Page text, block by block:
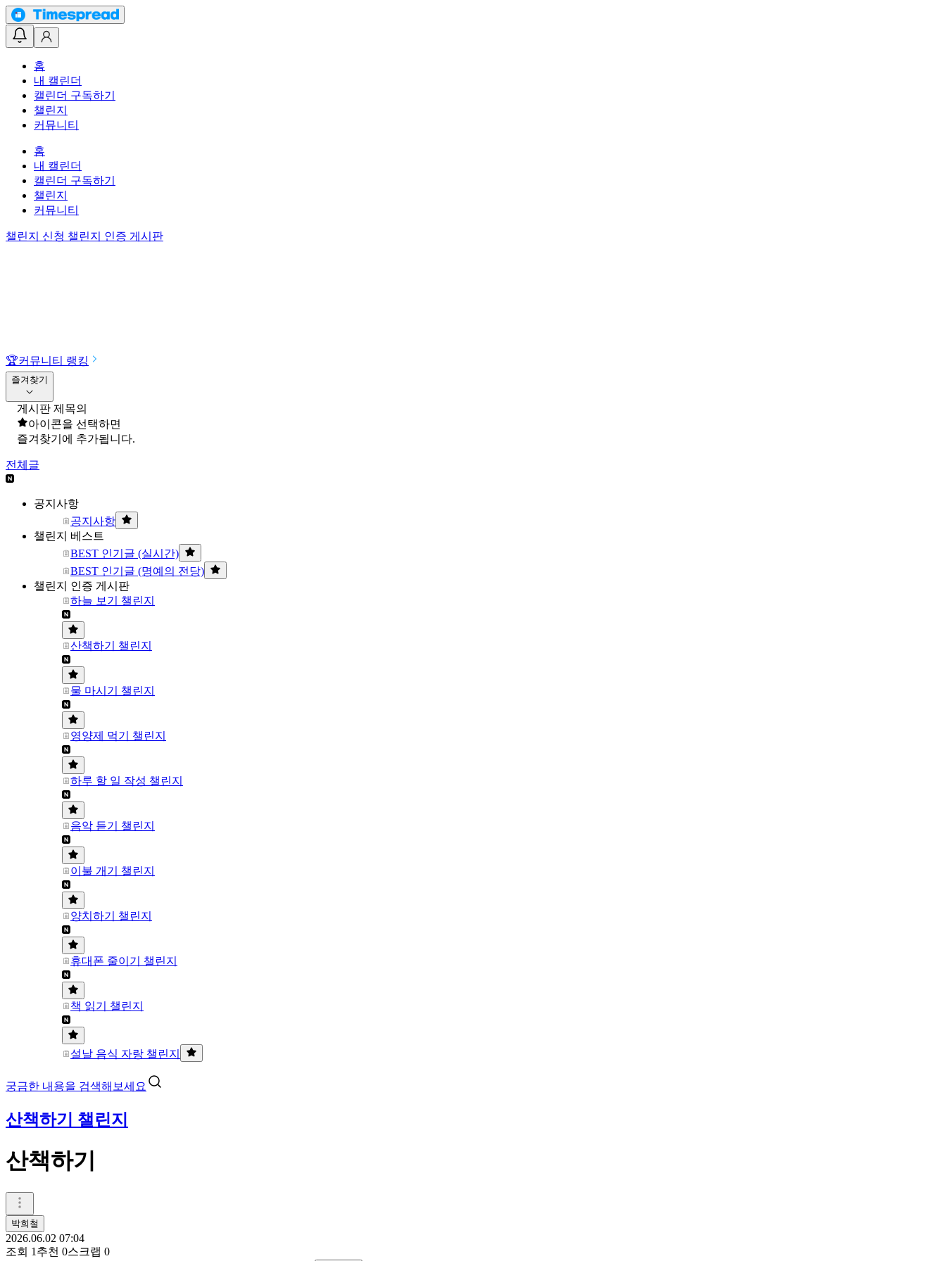
홈
내 캘린더
캘린더 구독하기
챌린지
커뮤니티
홈
내 캘린더
캘린더 구독하기
챌린지
커뮤니티
챌린지 신청 챌린지 인증 게시판
🏆커뮤니티 랭킹
즐겨찾기
게시판 제목의
아이콘을 선택하면
즐겨찾기에 추가됩니다.
전체글
공지사항
공지사항
챌린지 베스트
BEST 인기글 (실시간)
BEST 인기글 (명예의 전당)
챌린지 인증 게시판
하늘 보기 챌린지
산책하기 챌린지
물 마시기 챌린지
영양제 먹기 챌린지
하루 할 일 작성 챌린지
음악 듣기 챌린지
이불 개기 챌린지
양치하기 챌린지
휴대폰 줄이기 챌린지
책 읽기 챌린지
설날 음식 자랑 챌린지
궁금한 내용을 검색해보세요
산책하기 챌린지
산책하기
박희철
2026.06.02 07:04
조회 1 추천 0스크랩 0